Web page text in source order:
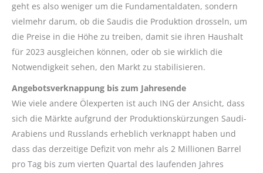
geht es also weniger um die Fundamentaldaten, sondern
vielmehr darum, ob die Saudis die Produktion drosseln, um
die Preise in die Höhe zu treiben, damit sie ihren Haushalt
für 2023 ausgleichen können, oder ob sie wirklich die
Notwendigkeit sehen, den Markt zu stabilisieren.
Angebotsverknappung bis zum Jahresende
Wie viele andere Ölexperten ist auch ING der Ansicht, dass
sich die Märkte aufgrund der Produktionskürzungen Saudi-
Arabiens und Russlands erheblich verknappt haben und
dass das derzeitige Defizit von mehr als 2 Millionen Barrel
pro Tag bis zum vierten Quartal des laufenden Jahres